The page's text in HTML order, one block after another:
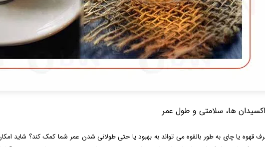
ها، سلامتی و طول عمر
قهوه یا چای به طور بالقوه می تواند به بهبود یا حتی طولانی شدن عمر شما کمک کند؟ شاید